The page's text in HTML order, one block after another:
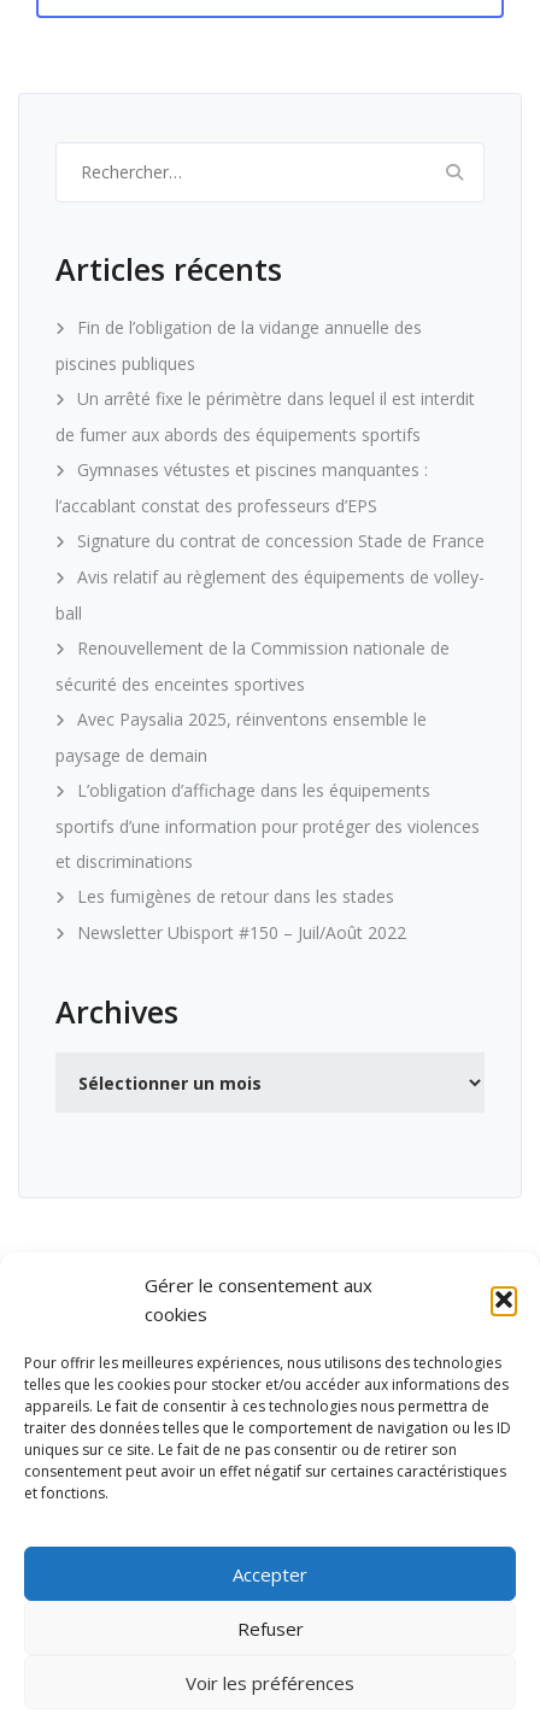
Gérer le consentement aux
cookies
Pour offrir les meilleures expériences, nous utilisons des technologies
telles que les cookies pour stocker et/ou accéder aux informations des
appareils. Le fait de consentir à ces technologies nous permettra de
traiter des données telles que le comportement de navigation ou les ID
uniques sur ce site. Le fait de ne pas consentir ou de retirer son
consentement peut avoir un effet négatif sur certaines caractéristiques
et fonctions.
Accepter
Refuser
Voir les préférences
Articles récents
Fin de l’obligation de la vidange annuelle des
piscines publiques
Un arrêté fixe le périmètre dans lequel il est interdit
de fumer aux abords des équipements sportifs
Gymnases vétustes et piscines manquantes :
l’accablant constat des professeurs d’EPS
Signature du contrat de concession Stade de France
Avis relatif au règlement des équipements de volley-
ball
Renouvellement de la Commission nationale de
sécurité des enceintes sportives
Avec Paysalia 2025, réinventons ensemble le
paysage de demain
L’obligation d’affichage dans les équipements
sportifs d’une information pour protéger des violences
et discriminations
Les fumigènes de retour dans les stades
Newsletter Ubisport #150 – Juil/Août 2022
Archives
et de loisirs
Contact
Mentions légales